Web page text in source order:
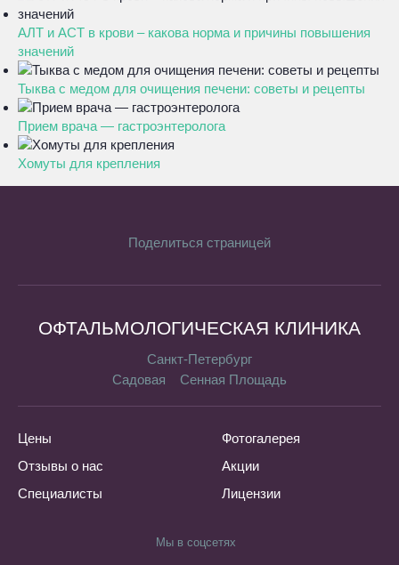
АЛТ и АСТ в крови – какова норма и причины повышения
значений
Тыква с медом для очищения печени: советы и рецепты
Прием врача — гастроэнтеролога
Хомуты для крепления
Поделиться страницей
ОФТАЛЬМОЛОГИЧЕСКАЯ КЛИНИКА
Санкт-Петербург
Садовая
Сенная Площадь
Цены
Отзывы о нас
Специалисты
Фотогалерея
Акции
Лицензии
Мы в соцсетях